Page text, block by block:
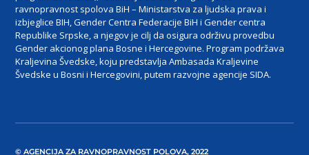
ravnopravnost spolova BiH – Ministarstva za ljudska prava i
izbjeglice BIH, Gender Centra Federacije BiH i Gender centra
Republike Srpske, a njegov je cilj da osigura održivu provedbu
Gender akcionog plana Bosne i Hercegovine. Program podržava
Kraljevina Švedske, koju predstavlja Ambasada Kraljevine
Švedske u Bosni i Hercegovini, putem razvojne agencije SIDA.
© AGENCIJA ZA RAVNOPRAVNOST POLOVA, 2022